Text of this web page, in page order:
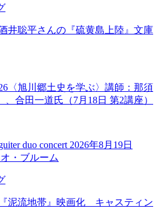
井聡平さんの『硫黄島上陸』文庫
〈旭川郷土史を学ぶ〉講師：那須
合田一道氏（7月18日 第2講座）
duo concert 2026年8月19日
・ブルーム
泥流地帯』映画化 キャスティン